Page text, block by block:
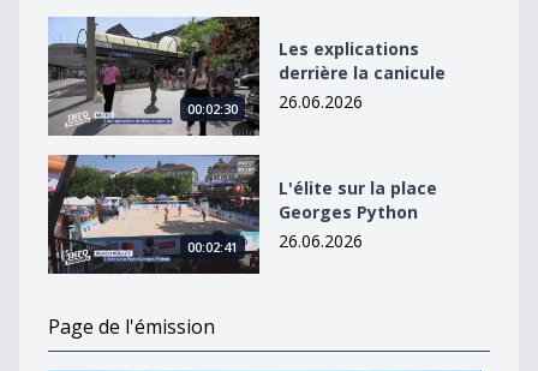
Les explications derrière la canicule
00:02:30
Les explications
derrière la canicule
26.06.2026
L&#039;élite sur la place Georges Python
00:02:41
L'élite sur la place
Georges Python
26.06.2026
Page de l'émission